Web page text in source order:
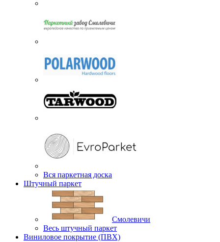
Вся паркетная доска
Штучный паркет
Смолевичи
Весь штучный паркет
Виниловое покрытие (ПВХ)